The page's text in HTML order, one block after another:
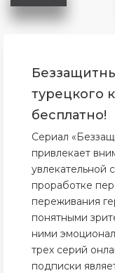
турецкого
бесплатно!
Сериал
привлекает
увлекательной
проработке
переживания
понятными
ними
трех серий
подписки